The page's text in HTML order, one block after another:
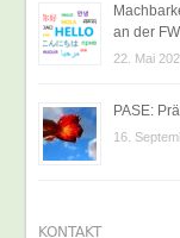
an der
22. Mai
PASE:
16.
KONTAKT